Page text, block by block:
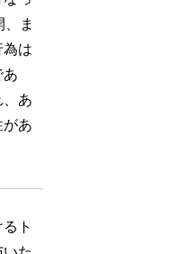
西拓人
ま
為は
あ
、あ
があ
ト